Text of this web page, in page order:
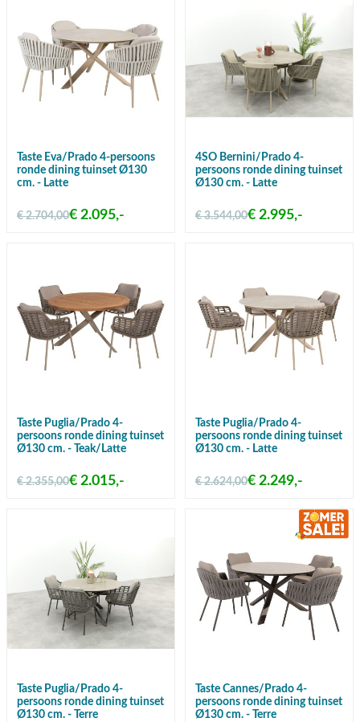
Taste Eva/Prado 4-persoons
ronde dining tuinset Ø130
cm. - Latte
€ 2.704,00€ 2.095,-
4SO Bernini/Prado 4-
persoons ronde dining tuinset
Ø130 cm. - Latte
€ 3.544,00€ 2.995,-
Taste Puglia/Prado 4-
persoons ronde dining tuinset
Ø130 cm. - Teak/Latte
€ 2.355,00€ 2.015,-
Taste Puglia/Prado 4-
persoons ronde dining tuinset
Ø130 cm. - Latte
€ 2.624,00€ 2.249,-
Taste Puglia/Prado 4-
persoons ronde dining tuinset
Ø130 cm. - Terre
Taste Cannes/Prado 4-
persoons ronde dining tuinset
Ø130 cm. - Terre